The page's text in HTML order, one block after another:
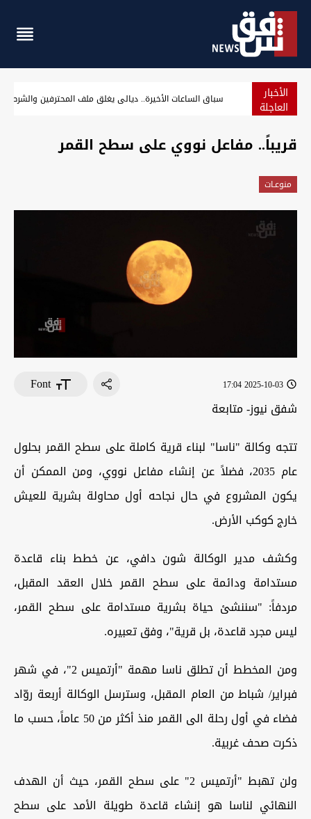
الأخبار
العاجلة سباق الساعات الأخيرة.. ديالى يغلق ملف المحترفين
قريباً.. مفاعل نووي على سطح القمر
منوعـات
2025-10-03 17:04
Font
شفق نيوز- متابعة
تتجه وكالة "ناسا" لبناء قرية كاملة على سطح القمر بحلول
عام 2035، فضلاً عن إنشاء مفاعل نووي، ومن الممكن أن
يكون المشروع في حال نجاحه أول محاولة بشرية للعيش
خارج كوكب الأرض.
وكشف مدير الوكالة شون دافي، عن خطط بناء قاعدة
مستدامة ودائمة على سطح القمر خلال العقد المقبل،
مردفاً: "سننشئ حياة بشرية مستدامة على سطح القمر،
ليس مجرد قاعدة، بل قرية"، وفق تعبيره.
ومن المخطط أن تطلق ناسا مهمة "أرتميس 2"، في شهر
فبراير/ شباط من العام المقبل، وسترسل الوكالة أربعة روّاد
فضاء في أول رحلة الى القمر منذ أكثر من 50 عاماً، حسب ما
ذكرت صحف غربية.
ولن تهبط "أرتميس 2" على سطح القمر، حيث أن الهدف
النهائي لناسا هو إنشاء قاعدة طويلة الأمد على سطح